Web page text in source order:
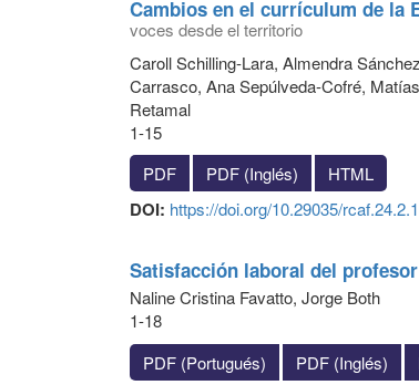
Cambios en el currículum de la
voces desde el territorio
Caroll Schilling-Lara, Almendra
Carrasco, Ana Sepúlveda-Cofré,
Retamal
1-15
PDF
PDF (Inglés) HTML
DOI: https://doi.org/10.29035/rcaf.24.2.1
Satisfacción laboral del
Naline Cristina Favatto, Jorge Both
1-18
PDF (Portugués)
PDF (Inglés)